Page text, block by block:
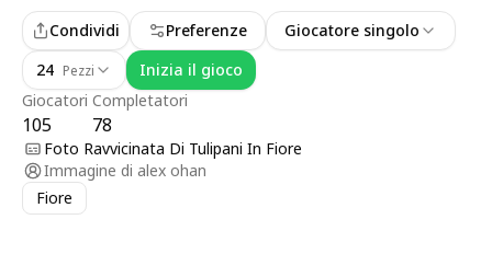
Giocatori
105
Completatori
78
Condividi Preferenze
Giocatore singolo
24 Pezzi Inizia il gioco
Foto Ravvicinata Di Tulipani In Fiore
Immagine di alex ohan
Fiore